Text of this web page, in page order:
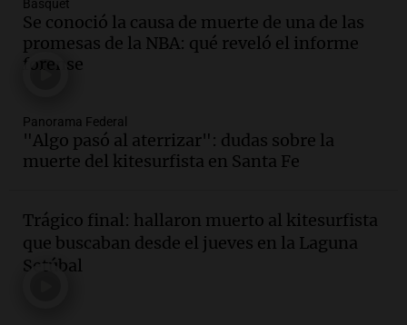
Audio. Joan Gaspart: "Sin Jorge, no sé si
Messi hubiera llegado adonde llegó"
Una mañana para todos
Audio.El orgullo y el sueño argentino de
Jorge Messi en una entrevista con Rony
Vargas en 2007
Audio.El abuelo de Agostina Vega, tras
las nuevas detenciones: "En esa casa
todos tenían algo que ver"
Básquet
Se conoció la causa de muerte de una de las
promesas de la NBA: qué reveló el informe
forense
Panorama Federal
"Algo pasó al aterrizar": dudas sobre la
muerte del kitesurfista en Santa Fe
Trágico final: hallaron muerto al kitesurfista
que buscaban desde el jueves en la Laguna
Setúbal